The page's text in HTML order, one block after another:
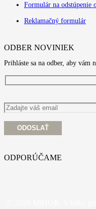
Formulár na odstúpenie
Reklamačný formulár
ODBER NOVINIEK
Prihláste sa na odber, aby vám
ODPORÚČAME